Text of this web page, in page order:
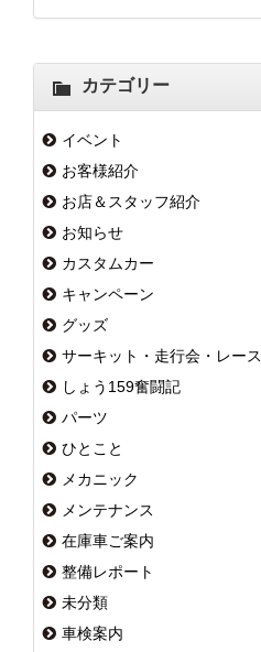
カテゴリー
イベント
お客様紹介
お店＆スタッフ紹介
お知らせ
カスタムカー
キャンペーン
グッズ
サーキット・走行会・レース
しょう159奮闘記
パーツ
ひとこと
メカニック
メンテナンス
在庫車ご案内
整備レポート
未分類
車検案内